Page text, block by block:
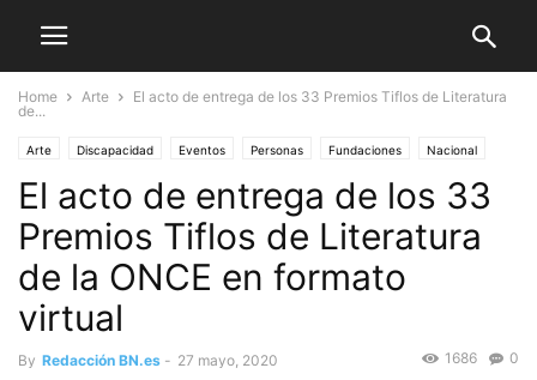
Home Arte
El acto de entrega de los 33 Premios Tiflos de Literatura
de...
Arte Discapacidad Eventos Personas Fundaciones Nacional
El acto de entrega de los 33
Premios Tiflos de Literatura
de la ONCE en formato
virtual
By Redacción BN.es - 27 mayo, 2020 0
1686